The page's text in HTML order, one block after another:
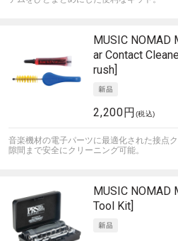
MUSIC NOMAD
ar Contact
rush]
2,200円 (税込)
音楽機材の電子パーツに最適化された接点
隙間まで安全にクリーニング可能。
MUSIC NOMAD
Tool Kit]